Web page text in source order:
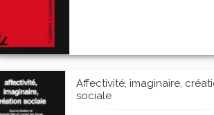
Affectivité, imaginaire,
sociale